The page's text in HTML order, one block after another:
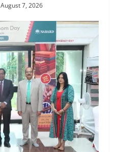
August 7, 2026